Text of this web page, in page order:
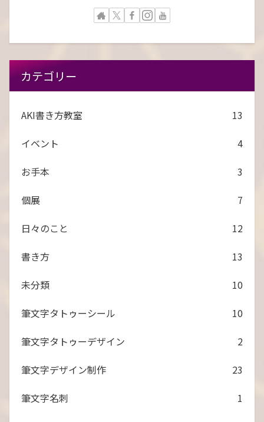
カテゴリー
AKI書き方教室
13
イベント
4
お手本
3
個展
7
日々のこと
12
書き方
13
未分類
10
筆文字タトゥーシール
10
筆文字タトゥーデザイン
2
筆文字デザイン制作
23
筆文字名刺
1